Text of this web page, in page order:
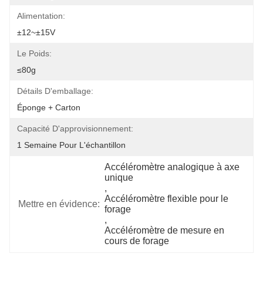
Alimentation:
±12~±15V
Le Poids:
≤80g
Détails D'emballage:
Éponge + Carton
Capacité D'approvisionnement:
1 Semaine Pour L'échantillon
Mettre en évidence:
Accéléromètre analogique à axe
unique
,
Accéléromètre flexible pour le
forage
,
Accéléromètre de mesure en
cours de forage